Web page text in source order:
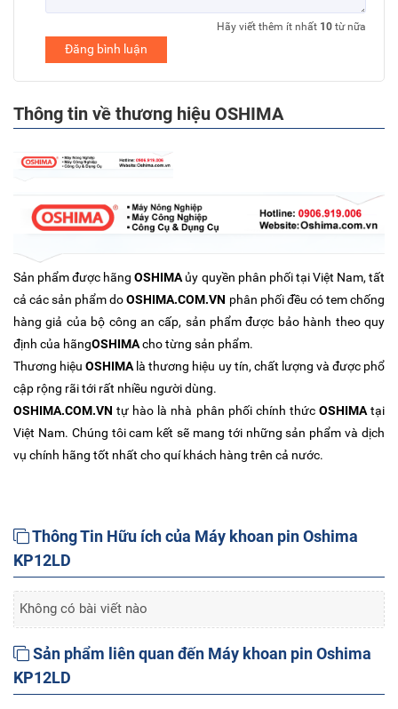
Hãy viết thêm ít nhất 10 từ nữa
Đăng bình luận
Thông tin về thương hiệu OSHIMA
Sản phẩm được hãngOSHIMA ủy quyền phân phối tại Việt Nam, tất
cả các sản phẩm doOSHIMA.COM.VN phân phối đều có tem chống
hàng giả của bộ công an cấp, sản phẩm được bảo hành theo quy
định của hãngOSHIMAcho từng sản phẩm.
Thương hiệu OSHIMA là thương hiệu uy tín, chất lượng và được phổ
cập rộng rãi tới rất nhiều người dùng.
OSHIMA.COM.VN tự hào là nhà phân phối chính thức OSHIMAtại
Việt Nam. Chúng tôi cam kết sẽ mang tới những sản phẩm và dịch
vụ chính hãng tốt nhất cho quí khách hàng trên cả nước.
Thông Tin Hữu ích của Máy khoan pin Oshima
KP12LD
Không có bài viết nào
Sản phẩm liên quan đến Máy khoan pin Oshima
KP12LD